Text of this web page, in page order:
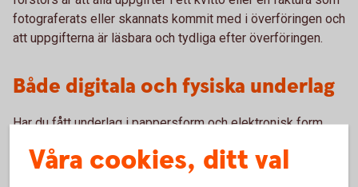
fotograferats eller skannats kommit med i överföringen och
att uppgifterna är läsbara och tydliga efter överföringen.
Både digitala och fysiska underlag
Har du fått underlag i pappersform och elektronisk form
arkivera underlaget digitalt eller i pappersform. Väljer du att
Våra cookies, ditt val